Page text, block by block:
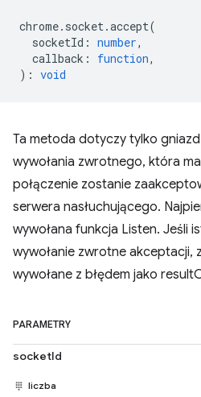
chrome. socket.accept(
socketId : number,
callback : function,
) : void
Ta metoda dotyczy tylko
wywołania zwrotnego, która
połączenie zostanie
serwera nasłuchującego.
wywołana funkcja Listen. Jeśli
wywołanie zwrotne akceptacji,
wywołane z błędem jako
PARAMETRY
socketId
liczba